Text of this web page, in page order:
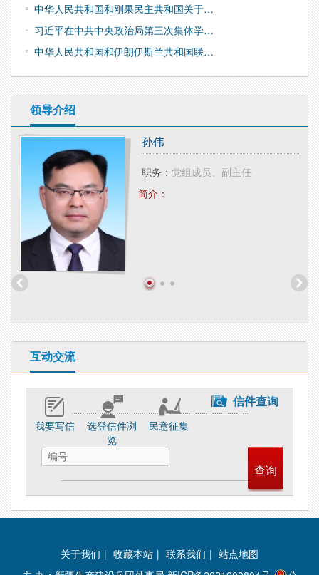
中华人民共和国和刚果民主共和国关于…
习近平在中共中央政治局第三次集体学…
中华人民共和国和伊朗伊斯兰共和国联…
领导介绍
孙伟
职务： 党组成员、副主任
简介：
互动交流
我要写信
选登信件浏
览
民意征集
信件查询
关于我们 | 收藏本站 | 联系我们 | 站点地图